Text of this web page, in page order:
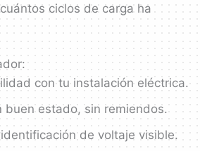
ciclos de carga ha
con tu instalación eléctrica.
buen estado, sin remiendos.
de voltaje visible.